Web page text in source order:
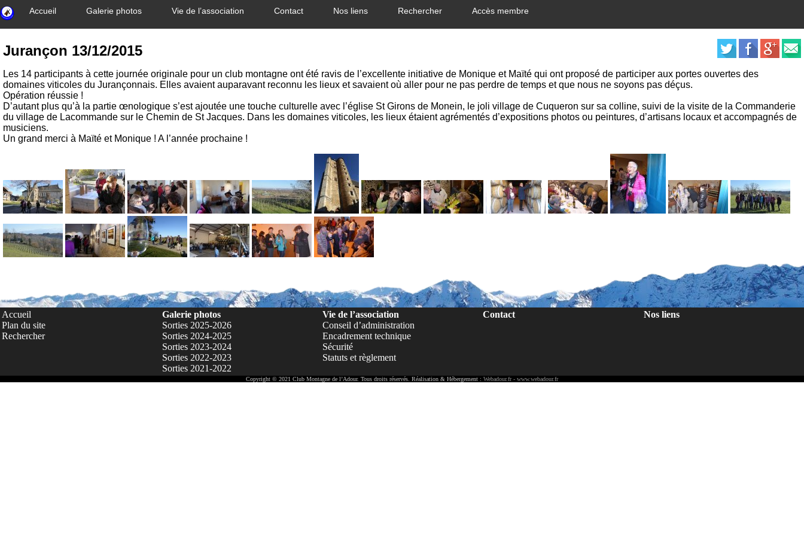
Accueil Galerie photos Vie de l’association Contact Nos liens Rechercher Accès membre
Jurançon 13/12/2015
Les 14 participants à cette journée originale pour un club montagne ont été ravis de l’excellente initiative de Monique et Maïté qui ont proposé de participer aux portes ouvertes des
domaines viticoles du Jurançonnais. Elles avaient auparavant reconnu les lieux et savaient où aller pour ne pas perdre de temps et que nous ne soyons pas déçus.
Opération réussie !
D’autant plus qu’à la partie œnologique s’est ajoutée une touche culturelle avec l’église St Girons de Monein, le joli village de Cuqueron sur sa colline, suivi de la visite de la Commanderie
du village de Lacommande sur le Chemin de St Jacques. Dans les domaines viticoles, les lieux étaient agrémentés d’expositions photos ou peintures, d’artisans locaux et accompagnés de
musiciens.
Un grand merci à Maïté et Monique ! A l’année prochaine !
Accueil
Plan du site
Rechercher
Galerie photos
Sorties 2025-2026
Sorties 2024-2025
Sorties 2023-2024
Sorties 2022-2023
Sorties 2021-2022
Vie de l’association
Conseil d’administration
Encadrement technique
Sécurité
Statuts et règlement
Contact Nos liens
Copyright © 2021 Club Montagne de l’Adour. Tous droits réservés. Réalisation & Hébergement : Webadour.fr - www.webadour.fr